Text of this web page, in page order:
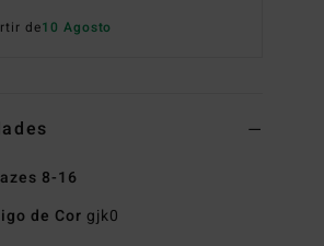
de10 Agosto
8-16
de Cor gjk0